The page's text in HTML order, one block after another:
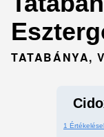
TATABÁNYA,
1